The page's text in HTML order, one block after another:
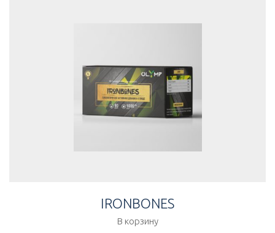
IRONBONES
В корзину